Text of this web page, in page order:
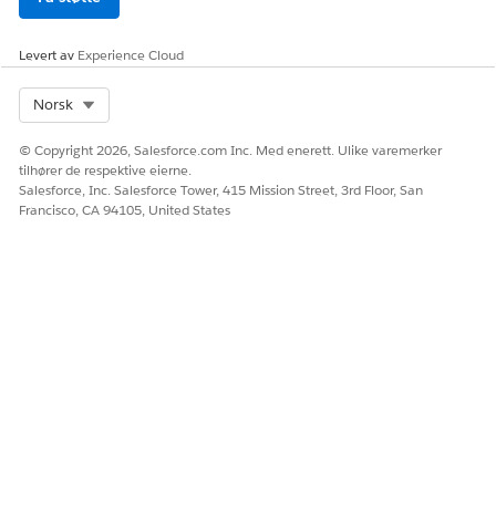
Levert av Experience Cloud
Norsk
© Copyright 2026, Salesforce.com Inc. Med enerett. Ulike varemerker
tilhører de respektive eierne.
Salesforce, Inc. Salesforce Tower, 415 Mission Street, 3rd Floor, San
Francisco, CA 94105, United States